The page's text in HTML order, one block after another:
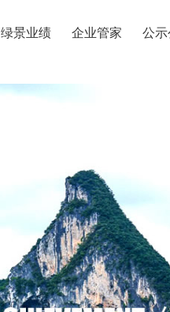
绿景业绩 企业管家 公